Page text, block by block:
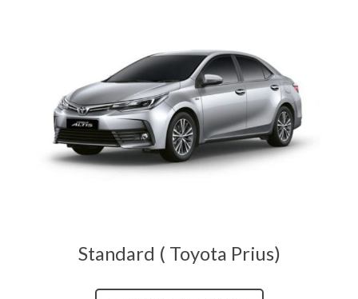
Standard ( Toyota Prius)